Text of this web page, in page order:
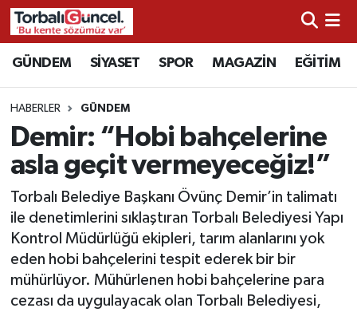
GÜNDEM SİYASET SPOR MAGAZİN EĞİTİM
HABERLER GÜNDEM
Demir: “Hobi bahçelerine
asla geçit vermeyeceğiz!”
Torbalı Belediye Başkanı Övünç Demir’in talimatı
ile denetimlerini sıklaştıran Torbalı Belediyesi Yapı
Kontrol Müdürlüğü ekipleri, tarım alanlarını yok
eden hobi bahçelerini tespit ederek bir bir
mühürlüyor. Mühürlenen hobi bahçelerine para
cezası da uygulayacak olan Torbalı Belediyesi,
İzmir Nöbetçi Eczaneler
İzmir Hava Durumu
İzmir Namaz Vakitleri
İzmir Trafik Yoğunluk Haritası
Süper Lig Puan Durumu ve Fikstür
Tüm Manşetler
Son Dakika Haberleri